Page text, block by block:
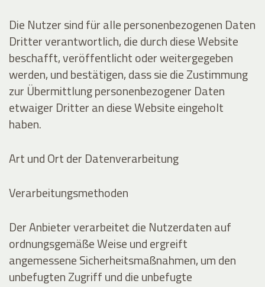
Die Nutzer sind für alle personenbezogenen Daten
Dritter verantwortlich, die durch diese Website
beschafft, veröffentlicht oder weitergegeben
werden, und bestätigen, dass sie die Zustimmung
zur Übermittlung personenbezogener Daten
etwaiger Dritter an diese Website eingeholt
haben.
Art und Ort der Datenverarbeitung
Verarbeitungsmethoden
Der Anbieter verarbeitet die Nutzerdaten auf
ordnungsgemäße Weise und ergreift
angemessene Sicherheitsmaßnahmen, um den
unbefugten Zugriff und die unbefugte